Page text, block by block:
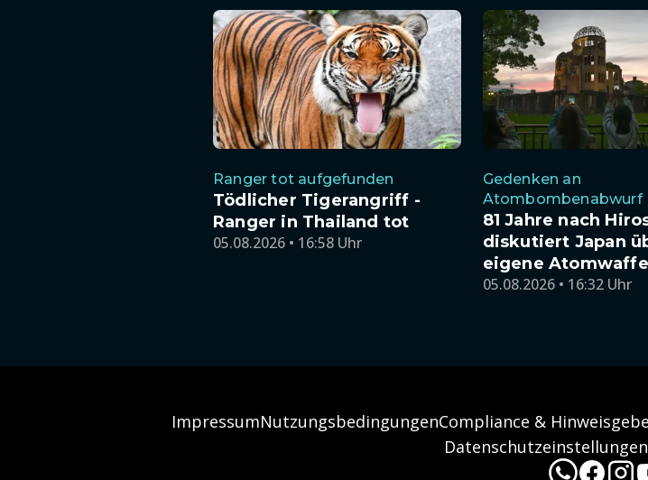
Ranger tot aufgefunden
Tödlicher Tigerangriff -
Ranger in Thailand tot
05.08.2026 • 16:58 Uhr
Gedenken an
Atombombenabwurf
81 Jahre nach
diskutiert Japan
eigene
05.08.2026 • 16:32 Uhr
ImpressumNutzungsbedingungenCompliance &
Datenschutzeinstellungen